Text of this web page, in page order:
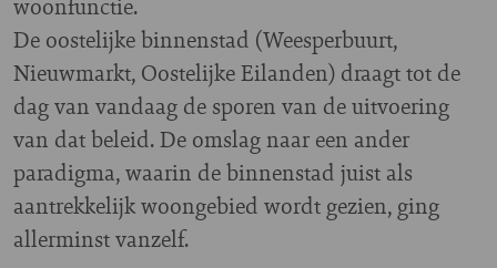
woonfunctie.
De oostelijke binnenstad (Weesperbuurt,
Nieuwmarkt, Oostelijke Eilanden) draagt tot de
dag van vandaag de sporen van de uitvoering
van dat beleid. De omslag naar een ander
paradigma, waarin de binnenstad juist als
aantrekkelijk woongebied wordt gezien, ging
allerminst vanzelf.